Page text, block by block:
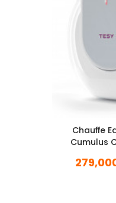
Chauffe
Cumulus